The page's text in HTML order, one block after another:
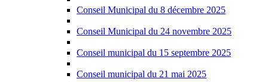
Conseil Municipal du 8 décembre 2025
Conseil Municipal du 24 novembre 2025
Conseil municipal du 15 septembre 2025
Conseil municipal du 21 mai 2025